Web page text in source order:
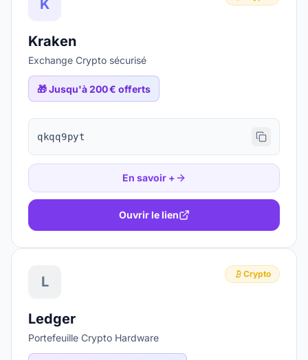
K
Kraken
Exchange Crypto sécurisé
🎁Jusqu'à 200 € offerts
qkqq9pyt
En savoir +
Ouvrir le lien
L Crypto
Ledger
Portefeuille Crypto Hardware